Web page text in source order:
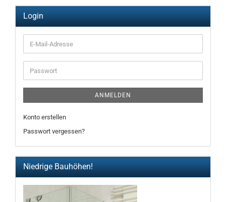
Login
E-
Mail-
Adresse
Passwort
ANMELDEN
Konto erstellen
Passwort vergessen?
Niedrige Bauhöhen!